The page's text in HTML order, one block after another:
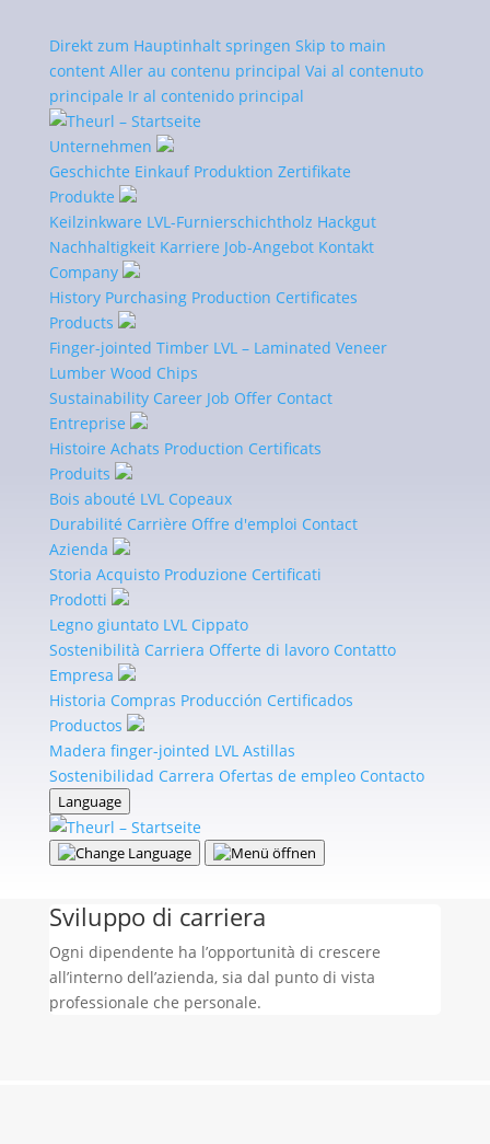
Direkt zum Hauptinhalt springen Skip to main
content Aller au contenu principal Vai al contenuto
principale Ir al contenido principal
Unternehmen
Geschichte Einkauf Produktion Zertifikate
Produkte
Keilzinkware LVL-Furnierschichtholz Hackgut
Nachhaltigkeit Karriere Job-Angebot Kontakt
Company
History Purchasing Production Certificates
Products
Finger-jointed Timber LVL – Laminated Veneer
Lumber Wood Chips
Sustainability Career Job Offer Contact
Entreprise
Histoire Achats Production Certificats
Produits
Bois abouté LVL Copeaux
Durabilité Carrière Offre d'emploi Contact
Azienda
Storia Acquisto Produzione Certificati
Prodotti
Legno giuntato LVL Cippato
Sostenibilità Carriera Offerte di lavoro Contatto
Empresa
Historia Compras Producción Certificados
Productos
Madera finger-jointed LVL Astillas
Sostenibilidad Carrera Ofertas de empleo Contacto
Language
Carriera
La nostra azienda combina tecnologie
all’avanguardia con un ambiente di lavoro adatto alle
esigenze dei nostri dipendenti.
Ciò che è importante per i nostri dipendenti e come
lo affrontiamo:
Sviluppo personale e
formazione continua
Formazione continua
Offriamo corsi di formazione regolari su nuove
tecnologie, standard di sostenibilità e metodi di
produzione innovativi.
Sviluppo di carriera
Ogni dipendente ha l’opportunità di crescere
all’interno dell’azienda, sia dal punto di vista
professionale che personale.